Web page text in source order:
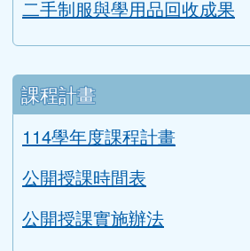
114學年度課程計畫
公開授課時間表
公開授課實施辦法
性平專區
草漯國中性平專區